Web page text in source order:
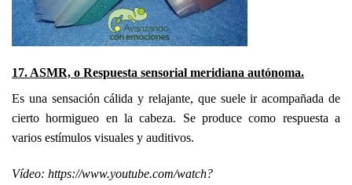
17. ASMR, o Respuesta sensorial meridiana autónoma.
Es una sensación cálida y relajante, que suele ir acompañada de
cierto hormigueo en la cabeza. Se produce como respuesta a
varios estímulos visuales y auditivos.
Vídeo: https://www.youtube.com/watch?